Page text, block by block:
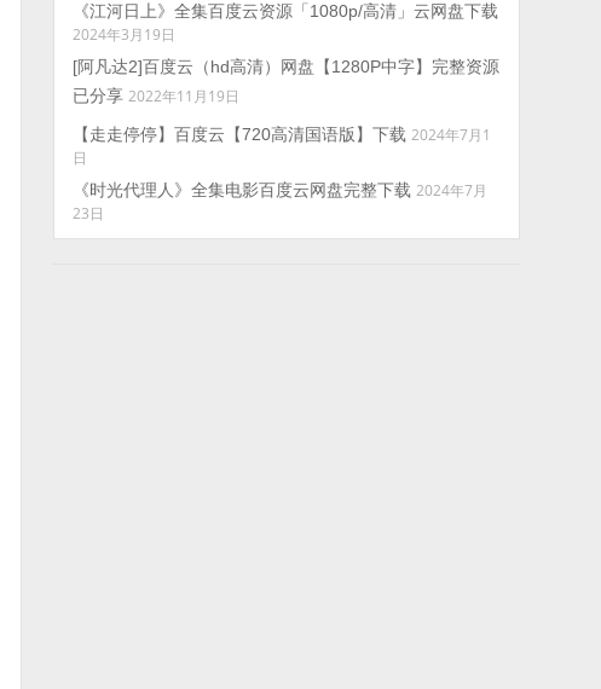
《江河日上》全集百度云资源「1080p/高清」云网盘下载
2024年3月19日
[阿凡达2]百度云（hd高清）网盘【1280P中字】完整资源
已分享 2022年11月19日
【走走停停】百度云【720高清国语版】下载 2024年7月1
日
《时光代理人》全集电影百度云网盘完整下载 2024年7月
23日